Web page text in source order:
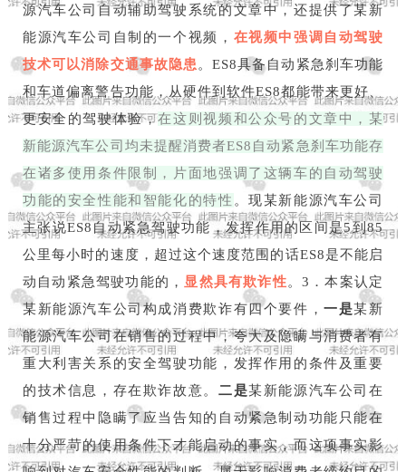
源汽车公司自动辅助驾驶系统的文章中，还提供了某新
能源汽车公司自制的一个视频， 在视频中强调自动驾驶
技术可以消除交通事故隐患 。ES8具备自动紧急刹车功能
和车道偏离警告功能，从硬件到软件ES8都能带来更好、
更安全的驾驶体验，在这则视频和公众号的文章中，某
新能源汽车公司均未提醒消费者ES8自动紧急刹车功能存
在诸多使用条件限制，片面地强调了这辆车的自动驾驶
功能的安全性能和智能化的特性 。现某新能源汽车公司
主张说ES8自动紧急驾驶功能，发挥作用的区间是5到85
公里每小时的速度，超过这个速度范围的话ES8是不能启
动自动紧急驾驶功能的， 显然具有欺诈性。3．本案认定
某新能源汽车公司构成消费欺诈有四个要件，一是某新
能源汽车公司在销售的过程中，夸大及隐瞒与消费者有
重大利害关系的安全驾驶功能，发挥作用的条件及重要
的技术信息，存在欺诈故意。 二是某新能源汽车公司在
销售过程中隐瞒了应当告知的自动紧急制动功能只能在
十分严苛的使用条件下才能启动的事实，而这项事实影